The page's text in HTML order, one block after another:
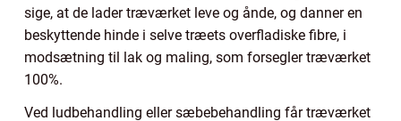
sige, at de lader træværket leve og ånde, og danner en
beskyttende hinde i selve træets overfladiske fibre, i
modsætning til lak og maling, som forsegler træværket
100%.
Ved ludbehandling eller sæbebehandling får træværket